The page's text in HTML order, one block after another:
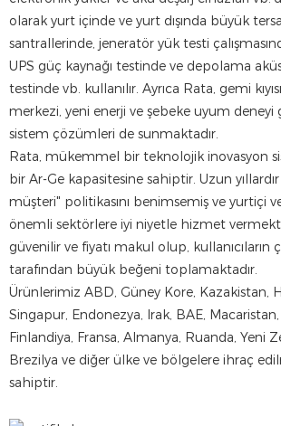
olarak yurt içinde ve yurt dışında büyük
santrallerinde, jeneratör yük testi
UPS güç kaynağı testinde ve depolama
testinde vb. kullanılır. Ayrıca Rata, gemi
merkezi, yeni enerji ve şebeke uyum
sistem çözümleri de sunmaktadır.
Rata, mükemmel bir teknolojik inovasyon
bir Ar-Ge kapasitesine sahiptir. Uzun
müşteri" politikasını benimsemiş ve yurtiçi
önemli sektörlere iyi niyetle hizmet
güvenilir ve fiyatı makul olup, kullanıcıların
tarafından büyük beğeni toplamaktadır.
Ürünlerimiz ABD, Güney Kore, Kazakistan,
Singapur, Endonezya, Irak, BAE,
Finlandiya, Fransa, Almanya, Ruanda, Yeni
Brezilya ve diğer ülke ve bölgelere ihraç
sahiptir.